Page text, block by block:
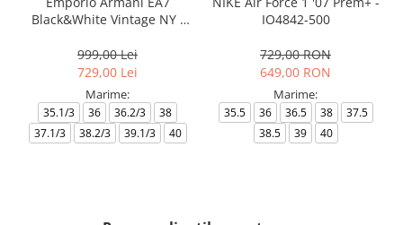
Black&White Vintage NY -
999,00 Lei
729,00 Lei
Marime:
35.1/3 36 36.2/3
38
37.1/3
38.2/3 39.1/3 40
IO4842-500
729,00 RON
649,00 RON
Marime:
35.5 36 36.5 38
37.5
38.5
39 40